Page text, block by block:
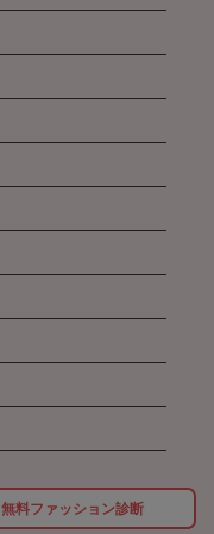
無料ファッション診断